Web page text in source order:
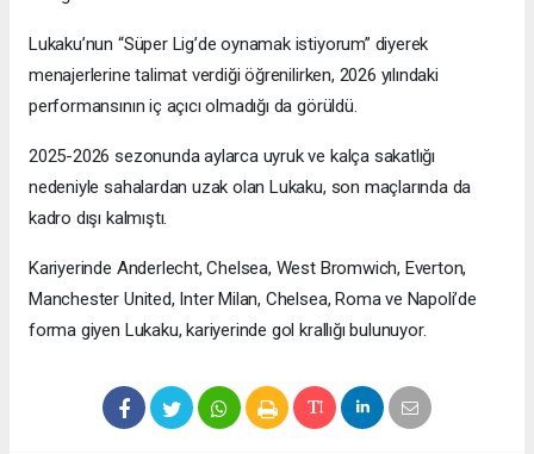
Lukaku’nun “Süper Lig’de oynamak istiyorum” diyerek
menajerlerine talimat verdiği öğrenilirken, 2026 yılındaki
performansının iç açıcı olmadığı da görüldü.
2025-2026 sezonunda aylarca uyruk ve kalça sakatlığı
nedeniyle sahalardan uzak olan Lukaku, son maçlarında da
kadro dışı kalmıştı.
Kariyerinde Anderlecht, Chelsea, West Bromwich, Everton,
Manchester United, Inter Milan, Chelsea, Roma ve Napoli’de
forma giyen Lukaku, kariyerinde gol krallığı bulunuyor.